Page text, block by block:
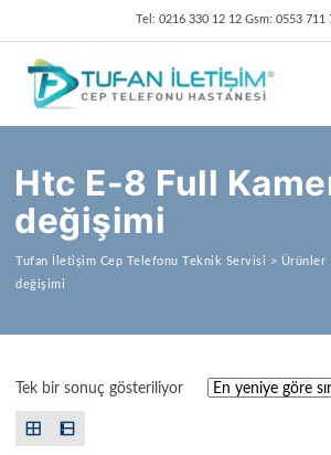
Tel: 0216 330 12 12 Gsm: 0553 711
Htc E-8 Full
değişimi
Tufan İletişim Cep Telefonu Teknik Servisi > Ürünler
değişimi
Tek bir sonuç gösteriliyor